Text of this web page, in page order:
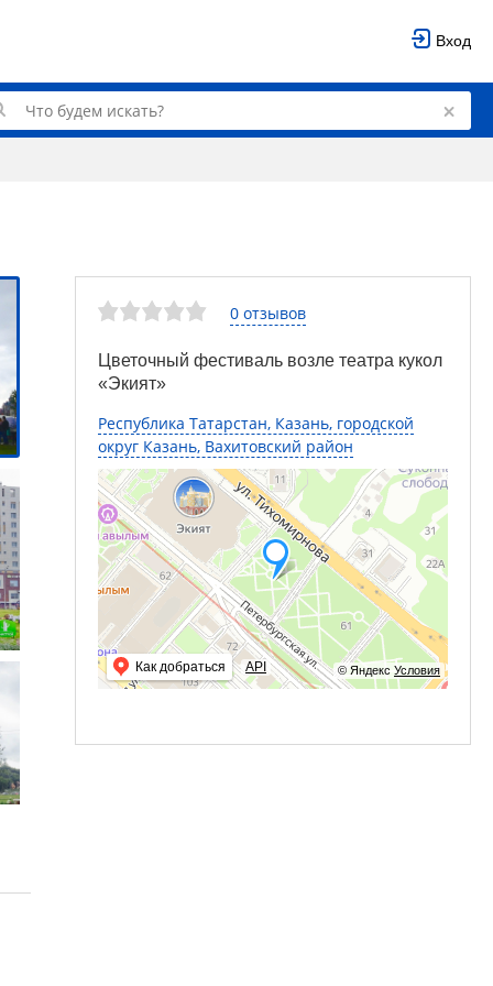
Вход
0 отзывов
Цветочный фестиваль возле театра кукол
«Экият»
Республика Татарстан, Казань, городской
округ Казань, Вахитовский район
© Яндекс Условия
Как добраться API